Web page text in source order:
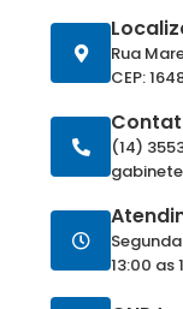
Rua
CEP:
(14)
13:00 as